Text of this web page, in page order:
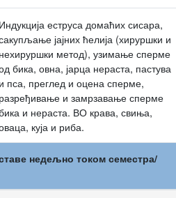
Индукција еструса домаћих сисара,
јајних ћелија (хируршки и
нехируршки метод), узимање сперме
бика, овна, јарца нераста, пастува
и пса, преглед и оцена сперме,
разређивање и замрзавање сперме
и нераста. ВО крава, свиња,
куја и риба.
недељно током семестра/